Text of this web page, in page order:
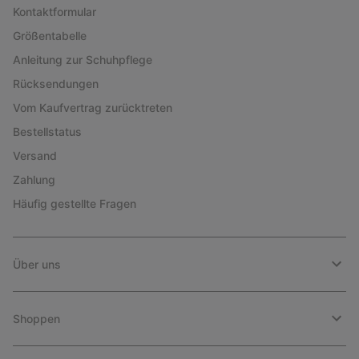
Kontaktformular
Größentabelle
Anleitung zur Schuhpflege
Rücksendungen
Vom Kaufvertrag zurücktreten
Bestellstatus
Versand
Zahlung
Häufig gestellte Fragen
Über uns
Shoppen